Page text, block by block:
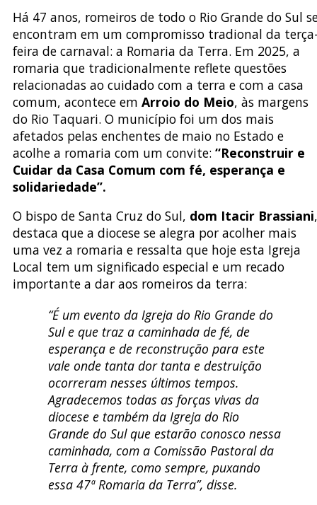
Há 47 anos, romeiros de todo o Rio Grande do Sul
encontram em um compromisso tradional da
feira de carnaval: a Romaria da Terra. Em 2025, a
romaria que tradicionalmente reflete questões
relacionadas ao cuidado com a terra e com a casa
comum, acontece em Arroio do Meio, às margens
do Rio Taquari. O município foi um dos mais
afetados pelas enchentes de maio no Estado e
acolhe a romaria com um convite: “Reconstruir e
Cuidar da Casa Comum com fé, esperança e
solidariedade”.
O bispo de Santa Cruz do Sul, dom Itacir Brassiani,
destaca que a diocese se alegra por acolher mais
uma vez a romaria e ressalta que hoje esta Igreja
Local tem um significado especial e um recado
importante a dar aos romeiros da terra:
“É um evento da Igreja do Rio Grande do
Sul e que traz a caminhada de fé, de
esperança e de reconstrução para este
vale onde tanta dor tanta e destruição
ocorreram nesses últimos tempos.
Agradecemos todas as forças vivas da
diocese e também da Igreja do Rio
Grande do Sul que estarão conosco nessa
caminhada, com a Comissão Pastoral da
Terra à frente, como sempre, puxando
essa 47ª Romaria da Terra”, disse.